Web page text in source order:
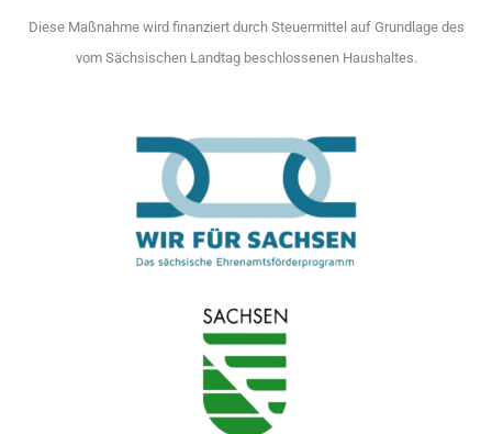
Diese Maßnahme wird finanziert durch Steuermittel auf Grundlage des
vom Sächsischen Landtag beschlossenen Haushaltes.